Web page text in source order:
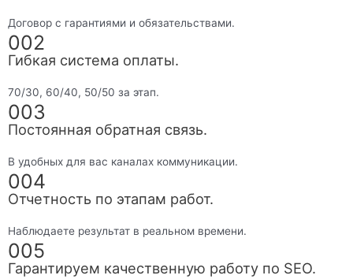
Договор с гарантиями и обязательствами.
002
Гибкая система оплаты.
70/30, 60/40, 50/50 за этап.
003
Постоянная обратная связь.
В удобных для вас каналах коммуникации.
004
Отчетность по этапам работ.
Наблюдаете результат в реальном времени.
005
Гарантируем качественную работу по SEO.